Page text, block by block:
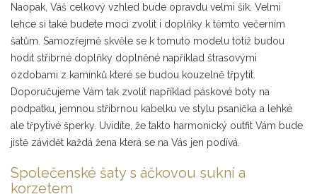
Naopak, Váš celkový vzhled bude opravdu velmi šik. Velmi
lehce si také budete moci zvolit i doplňky k těmto večerním
šatům. Samozřejmě skvěle se k tomuto modelu totiž budou
hodit stříbrné doplňky doplněné například štrasovými
ozdobami z kamínků které se budou kouzelně třpytit.
Doporučujeme Vám tak zvolit například páskové boty na
podpatku, jemnou stříbrnou kabelku ve stylu psaníčka a lehké
ale třpytivé šperky. Uvidíte, že takto harmonický outfit Vám bude
jistě závidět každá žena která se na Vás jen podívá.
Společenské šaty s áčkovou sukní a
korzetem